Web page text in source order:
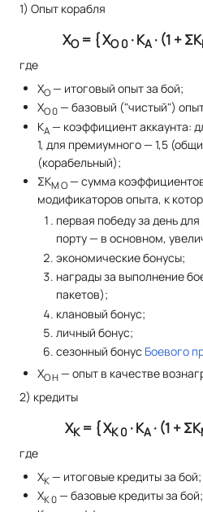
1) Опыт корабля
ХО= { ХО 0 · КА · (1 + ΣК
где
XО — итоговый опыт за бой;
XО 0 — базовый ("чистый")
КА — коэффициент аккаунта:
1, для премиумного — 1,5
(корабельный);
ΣКМ О — сумма
модификаторов опыта, к
первая победу за день
порту — в основном,
экономические бонусы;
награды за выполнение
пакетов);
клановый бонус;
личный бонус;
сезонный бонус Боевого
XО Н — опыт в качестве
2) кредиты
ХК= { ХК 0· КА · (1 + ΣК
где
XК — итоговые кредиты за бой;
XК 0 — базовые кредиты за бой;